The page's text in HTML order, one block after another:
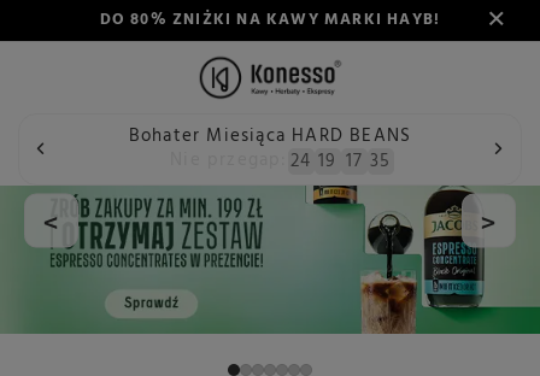
DO 80% ZNIŻKI NA KAWY MARKI HAYB!
Bohater Miesiąca HARD BEANS
24 19 17 35
< >